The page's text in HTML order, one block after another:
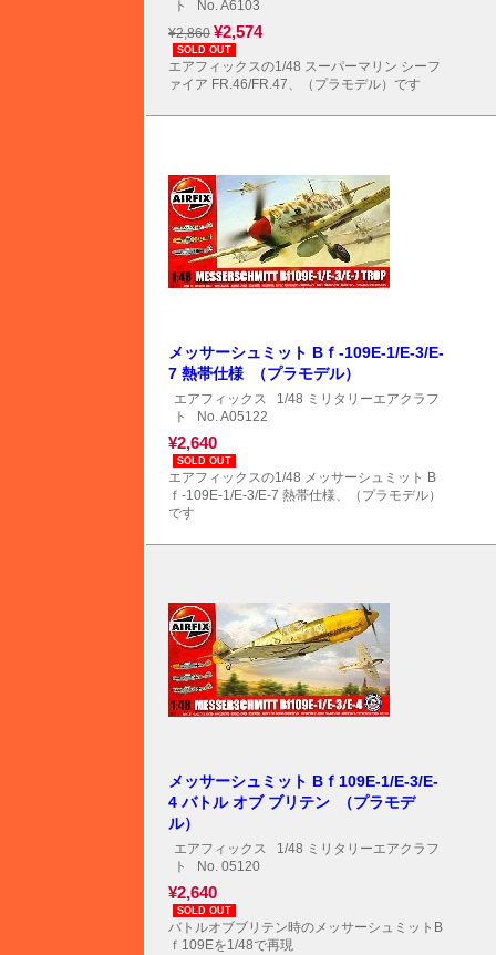
ト
No. A6103
¥2,860 ¥2,574
SOLD OUT
エアフィックスの1/48 スーパーマリン シーフ
ァイア FR.46/FR.47、（プラモデル）です
メッサーシュミット Bｆ-109E-1/E-3/E-
7 熱帯仕様 （プラモデル）
エアフィックス
1/48 ミリタリーエアクラフ
ト
No. A05122
¥2,640
SOLD OUT
エアフィックスの1/48 メッサーシュミット B
ｆ-109E-1/E-3/E-7 熱帯仕様、（プラモデル）
です
メッサーシュミット Bｆ109E-1/E-3/E-
4 バトル オブ ブリテン （プラモデ
ル）
エアフィックス
1/48 ミリタリーエアクラフ
ト
No. 05120
¥2,640
SOLD OUT
バトルオブブリテン時のメッサーシュミットB
ｆ109Eを1/48で再現